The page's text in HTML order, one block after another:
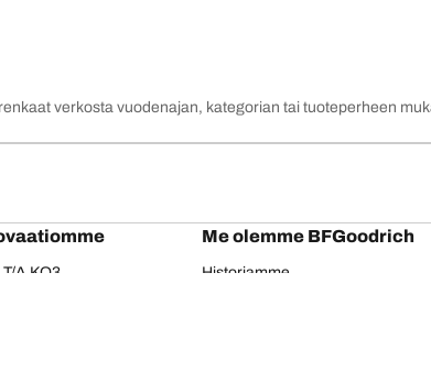
verkosta vuodenajan, kategorian tai tuoteperheen
A KO3
Me olemme BFGoodrich
Historiamme